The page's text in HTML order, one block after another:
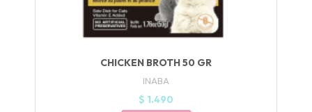
CHICKEN BROTH 50 GR
INABA
$ 1.490